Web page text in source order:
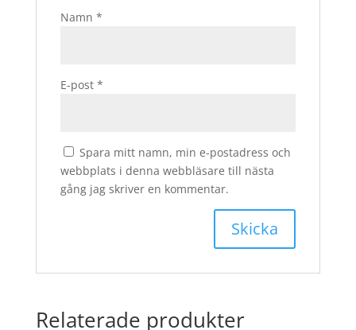
Namn *
E-post *
Spara mitt namn, min e-postadress och
webbplats i denna webbläsare till nästa
gång jag skriver en kommentar.
Relaterade produkter